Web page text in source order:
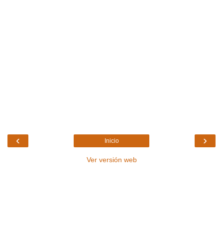
‹ ›
Inicio
Ver versión web